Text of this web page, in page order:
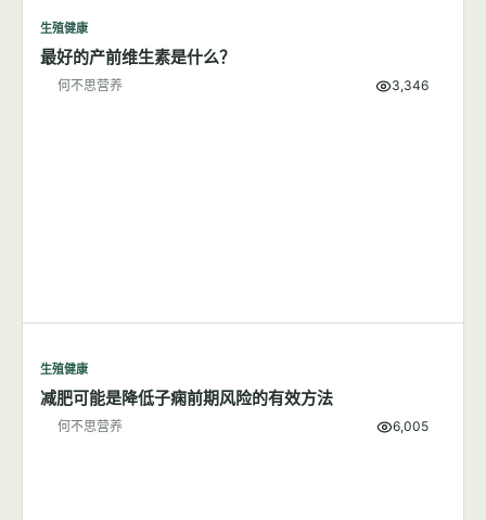
生殖健康
最好的产前维生素是什么？
何不思营养 3,346
生殖健康
减肥可能是降低子痫前期风险的有效方法
何不思营养 6,005